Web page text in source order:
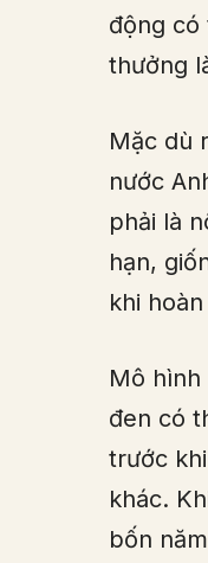
động có
thưởng
Mặc dù
nước
phải là
hạn,
khi
Mô hình
đen có
trước
khác.
bốn